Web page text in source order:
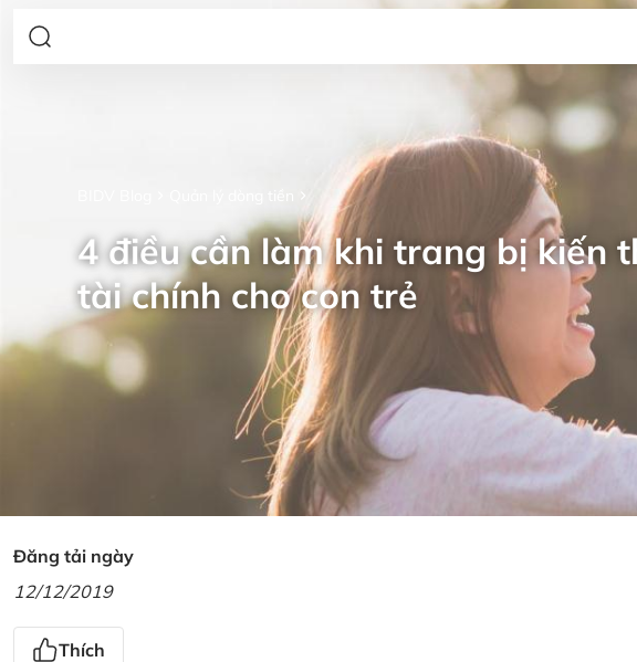
4 điều cần làm khi trang bị kiến
tài chính cho con trẻ
Đăng tải ngày
12/12/2019
Thích